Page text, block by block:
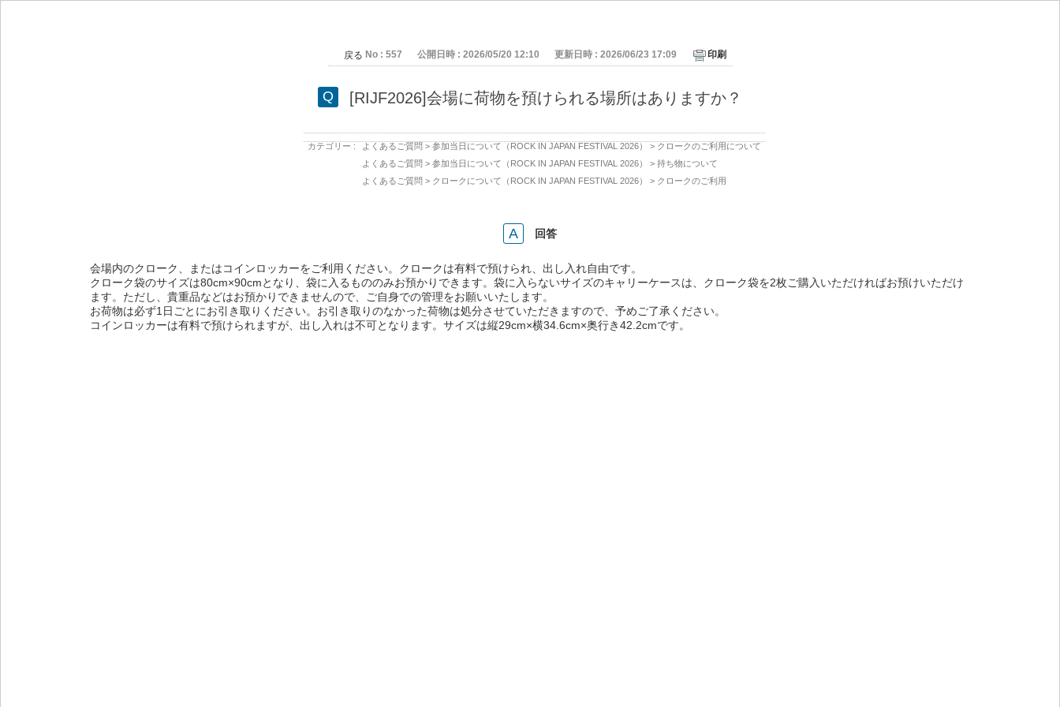
戻る No : 557 公開日時 : 2026/05/20 12:10 更新日時 : 2026/06/23 17:09 印刷
[RIJF2026]会場に荷物を預けられる場所はありますか？
カテゴリー : よくあるご質問 > 参加当日について（ROCK IN JAPAN FESTIVAL 2026） > クロークのご利用について
よくあるご質問 > 参加当日について（ROCK IN JAPAN FESTIVAL 2026） > 持ち物について
よくあるご質問 > クロークについて（ROCK IN JAPAN FESTIVAL 2026） > クロークのご利用
回答
会場内のクローク、またはコインロッカーをご利用ください。クロークは有料で預けられ、出し入れ自由です。
クローク袋のサイズは80cm×90cmとなり、袋に入るもののみお預かりできます。袋に入らないサイズのキャリーケースは、クローク袋を2枚ご購入いただければお預けいただけ
ます。ただし、貴重品などはお預かりできませんので、ご自身での管理をお願いいたします。
お荷物は必ず1日ごとにお引き取りください。お引き取りのなかった荷物は処分させていただきますので、予めご了承ください。
コインロッカーは有料で預けられますが、出し入れは不可となります。サイズは縦29cm×横34.6cm×奥行き42.2cmです。